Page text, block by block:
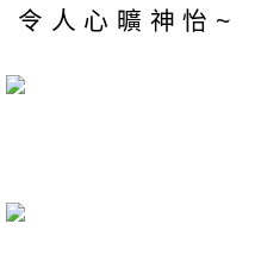
令人心曠神怡~